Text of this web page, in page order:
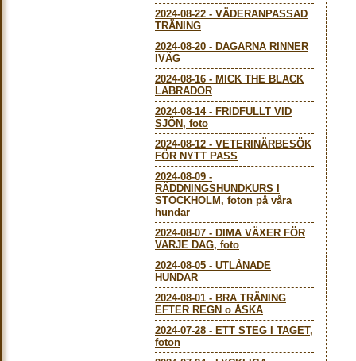
2024-08-22 - VÄDERANPASSAD
TRÄNING
2024-08-20 - DAGARNA RINNER
IVÄG
2024-08-16 - MICK THE BLACK
LABRADOR
2024-08-14- FRIDFULLT VID
SJÖN, foto
2024-08-12 - VETERINÄRBESÖK
FÖR NYTT PASS
2024-08-09 -
RÄDDNINGSHUNDKURS I
STOCKHOLM, foton på våra
hundar
2024-08-07 - DIMA VÄXER FÖR
VARJE DAG, foto
2024-08-05 - UTLÅNADE
HUNDAR
2024-08-01 - BRA TRÄNING
EFTER REGN o ÅSKA
2024-07-28 - ETT STEG I TAGET,
foton